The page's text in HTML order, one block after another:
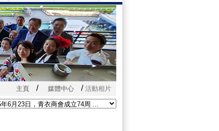
主頁 / 媒體中心 / 活動相片